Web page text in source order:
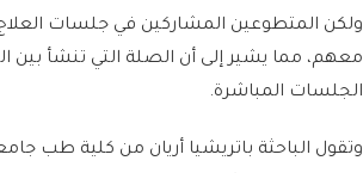
ولكن المتطوعين المشاركين في جلسات العلاج
معهم، مما يشير إلى أن الصلة التي تنشأ
الجلسات المباشرة.
وتقول الباحثة باتريشيا أريان من كلية طب